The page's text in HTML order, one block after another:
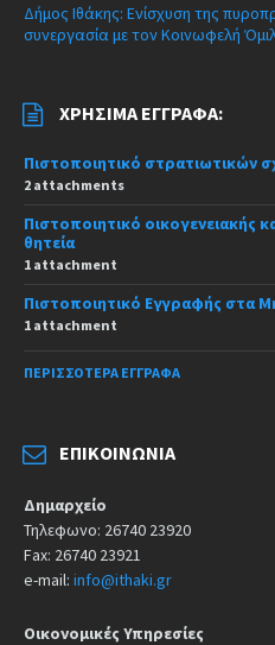
Δήμος Ιθάκης: Ενίσχυση της
συνεργασία με τον Κοινωφελή
ΧΡΉΣΙΜΑ ΈΓΓΡΑΦΑ:
Πιστοποιητικό στρατιωτικών
2 attachments
Πιστοποιητικό οικογενειακής
θητεία
1 attachment
Πιστοποιητικό Εγγραφής στα
1 attachment
ΠΕΡΙΣΣΌΤΕΡΑ ΈΓΓΡΑΦΑ
ΕΠΙΚΟΙΝΩΝΊΑ
Δημαρχείο
Τηλεφωνο: 26740 23920
Fax: 26740 23921
e-mail: info@ithaki.gr
Οικονομικές Υπηρεσίες